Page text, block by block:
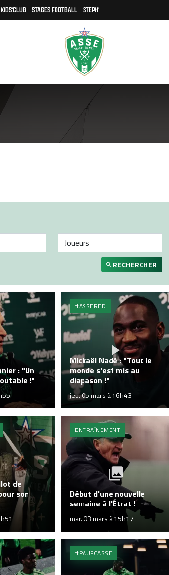
KIDS'CLUB STAGES FOOTBALL STEPH'
RECHERCHER
: "Un
!"
#ASSERED
Mickaël Nadé : "Tout le
monde s'est mis au
diapason !"
jeu. 05 mars à 16h43
de
son
ENTRAÎNEMENT
Début d'une nouvelle
semaine à l'Étrat !
mar. 03 mars à 15h17
#PAUFCASSE